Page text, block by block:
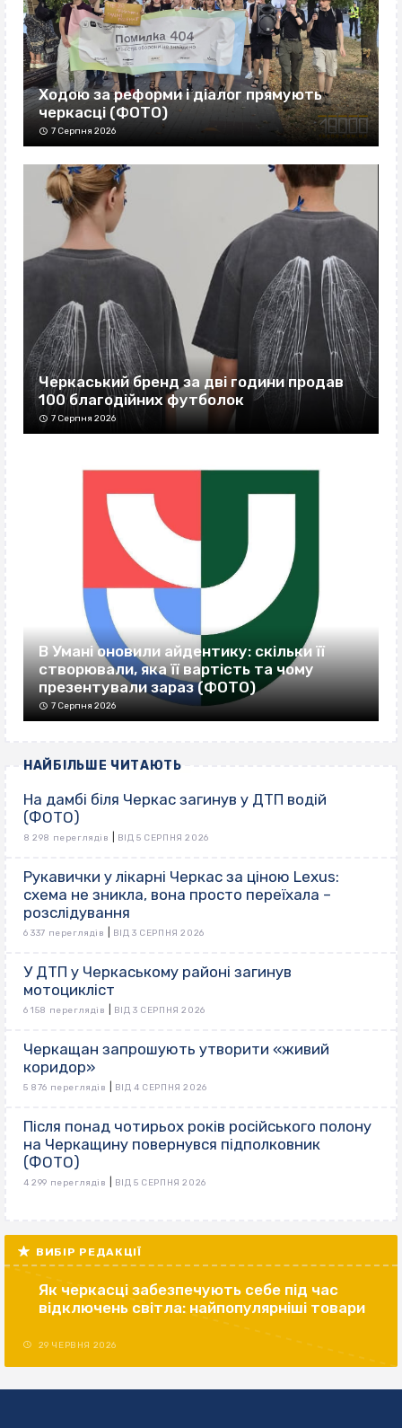
Ходою за реформи і діалог прямують
черкасці (ФОТО)
7 Серпня 2026
Черкаський бренд за дві години продав
100 благодійних футболок
7 Серпня 2026
В Умані оновили айдентику: скільки її
створювали, яка її вартість та чому
презентували зараз (ФОТО)
7 Серпня 2026
НАЙБІЛЬШЕ ЧИТАЮТЬ
На дамбі біля Черкас загинув у ДТП водій
(ФОТО)
8 298 переглядів ВІД 5 СЕРПНЯ 2026
Рукавички у лікарні Черкас за ціною Lexus:
схема не зникла, вона просто переїхала –
розслідування
6 337 переглядів ВІД 3 СЕРПНЯ 2026
У ДТП у Черкаському районі загинув
мотоцикліст
6 158 переглядів ВІД 3 СЕРПНЯ 2026
Черкащан запрошують утворити «живий
коридор»
5 876 переглядів ВІД 4 СЕРПНЯ 2026
Після понад чотирьох років російського полону
на Черкащину повернувся підполковник
(ФОТО)
4 299 переглядів ВІД 5 СЕРПНЯ 2026
ВИБІР РЕДАКЦІЇ
Як черкасці забезпечують себе під час
відключень світла: найпопулярніші товари
29 ЧЕРВНЯ 2026